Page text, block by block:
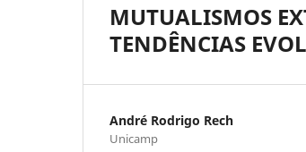
MUTUALISMOS
TENDÊNCIAS
André Rodrigo Rech
Unicamp